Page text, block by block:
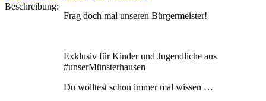
Beschreibung:
Frag doch mal unseren Bürgermeister!
Exklusiv für Kinder und Jugendliche aus
#unserMünsterhausen
Du wolltest schon immer mal wissen …